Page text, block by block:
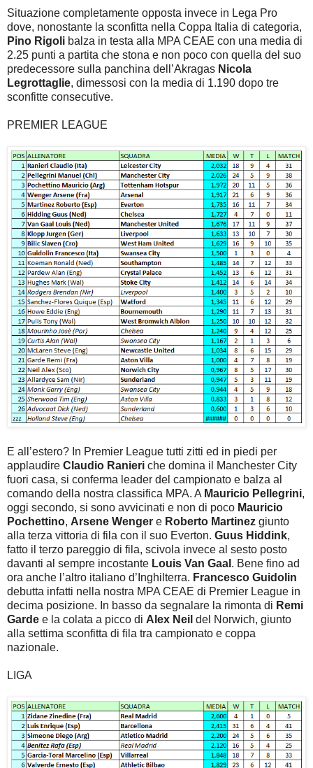
Situazione completamente opposta invece in Lega Pro
dove, nonostante la sconfitta nella Coppa Italia di categoria,
Pino Rigoli balza in testa alla MPA CEAE con una media di
2.25 punti a partita che stona e non poco con quella del suo
predecessore sulla panchina dell’Akragas Nicola
Legrottaglie, dimessosi con la media di 1.190 dopo tre
sconfitte consecutive.
PREMIER LEAGUE
E all’estero? In Premier League tutti zitti ed in piedi per
applaudire Claudio Ranieri che domina il Manchester City
fuori casa, si conferma leader del campionato e balza al
comando della nostra classifica MPA. A Mauricio Pellegrini,
oggi secondo, si sono avvicinati e non di poco Mauricio
Pochettino, Arsene Wenger e Roberto Martinez giunto
alla terza vittoria di fila con il suo Everton. Guus Hiddink,
fatto il terzo pareggio di fila, scivola invece al sesto posto
davanti al sempre incostante Louis Van Gaal . Bene fino ad
ora anche l’altro italiano d’Inghilterra. Francesco Guidolin
debutta infatti nella nostra MPA CEAE di Premier League in
decima posizione. In basso da segnalare la rimonta di Remi
Garde e la colata a picco di Alex Neil del Norwich, giunto
alla settima sconfitta di fila tra campionato e coppa
nazionale.
LIGA